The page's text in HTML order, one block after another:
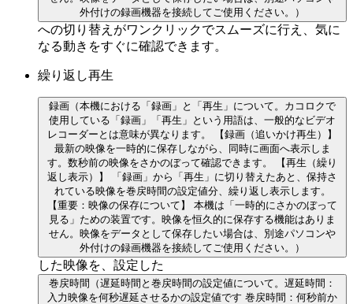
外付けの録画機器を接続してご使用ください。）
への切り替えがワンクリックでスムーズに行え、気に
なる動きをすぐに確認できます。
繰り返し再生
録画 （本機における「録画」と「再生」について。カコロクで
使用している「録画」「再生」という用語は、一般的なビデオ
レコーダーとは意味が異なります。 【録画（追いかけ再生）】
最新の映像を一時的に保存しながら、同時に画面へ表示しま
す。数秒前の映像をさかのぼって確認できます。 【再生（繰り
返し表示）】 「録画」から「再生」に切り替えたあと、保持さ
れている映像を巻戻時間の設定値分、繰り返し表示します。
【重要：映像の保存について】 本機は「一時的にさかのぼって
見る」ための装置です。映像を恒久的に保存する機能はありま
せん。映像をデータとして保存したい場合は、別途パソコンや
外付けの録画機器を接続してご使用ください。）
した映像を、設定した
巻戻時間 （遅延時間と巻戻時間の設定値について。遅延時間：
入力映像を何秒遅延させるかの設定値です 巻戻時間：何秒前か